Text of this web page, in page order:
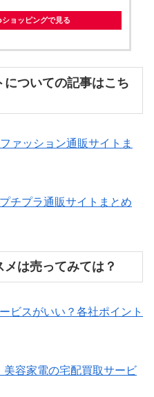
ョッピングで見る
ついての記事はこち
ァッション通販サイトま
チプラ通販サイトまとめ
は売ってみては？
ビスがいい？各社ポイント
容家電の宅配買取サービ